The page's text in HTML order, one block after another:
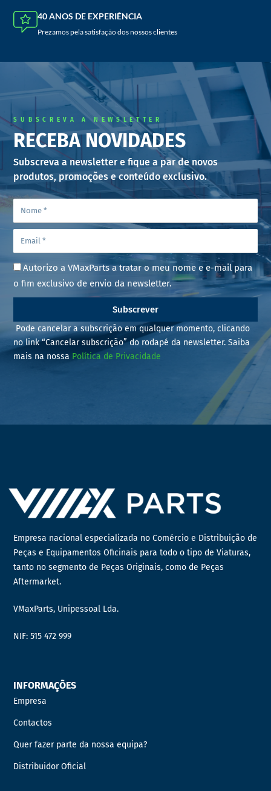
40 ANOS DE EXPERIÊNCIA
Prezamos pela satisfação dos nossos clientes
SUBSCREVA A NEWSLETTER
RECEBA NOVIDADES
Subscreva a newsletter e fique a par de novos
produtos, promoções e conteúdo exclusivo.
Autorizo a VMaxParts a tratar o meu nome e e-mail para
o fim exclusivo de envio da newsletter.
Subscrever
Pode cancelar a subscrição em qualquer momento, clicando
no link “Cancelar subscrição” do rodapé da newsletter. Saiba
mais na nossa Política de Privacidade
Empresa nacional especializada no Comércio e Distribuição de
Peças e Equipamentos Oficinais para todo o tipo de Viaturas,
tanto no segmento de Peças Originais, como de Peças
Aftermarket.
VMaxParts, Unipessoal Lda.
NIF: 515 472 999
INFORMAÇÕES
Empresa
Contactos
Quer fazer parte da nossa equipa?
Distribuidor Oficial